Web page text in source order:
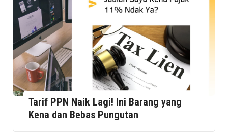
Tarif PPN Naik Lagi! Ini Barang yang
Kena dan Bebas Pungutan